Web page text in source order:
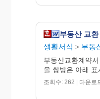
서울
부동산 교환
생활서식 > 부동
부동산교환계약
을 쌍방은 아래
조회수: 262 | 다운로